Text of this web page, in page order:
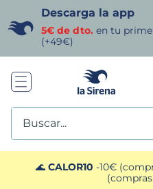
Descarga la app
5€ de dto. en tu
(+49€)
Buscar...
🌊 CALOR10 -10€
TÉRMINOS MÁS BUSCADOS